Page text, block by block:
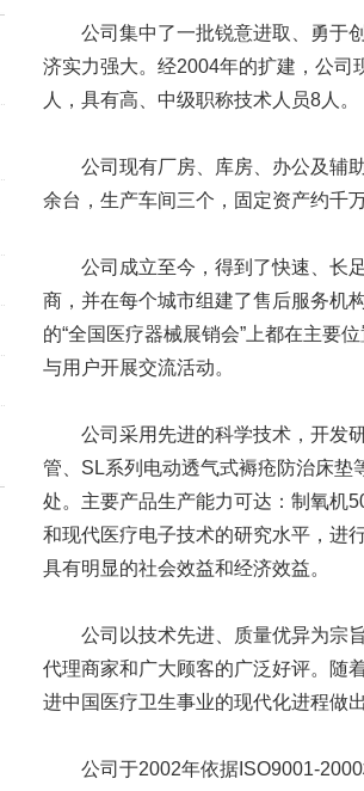
公司集中了一批锐意进取、勇于创
济实力强大。经2004年的扩建，公司
人，具有高、中级职称技术人员8人。
公司现有厂房、库房、办公及辅助
余台，生产车间三个，固定资产约千万
公司成立至今，得到了快速、长足
商，并在每个城市组建了售后服务机
的“全国医疗器械展销会”上都在主要
与用户开展交流活动。
公司采用先进的科学技术，开发研
管、SL系列电动透气式褥疮防治床垫
处。主要产品生产能力可达：制氧机
和现代医疗电子技术的研究水平，进
具有明显的社会效益和经济效益。
公司以技术先进、质量优异为宗旨
代理商家和广大顾客的广泛好评。随
进中国医疗卫生事业的现代化进程做
公司于2002年依据ISO9001-2000